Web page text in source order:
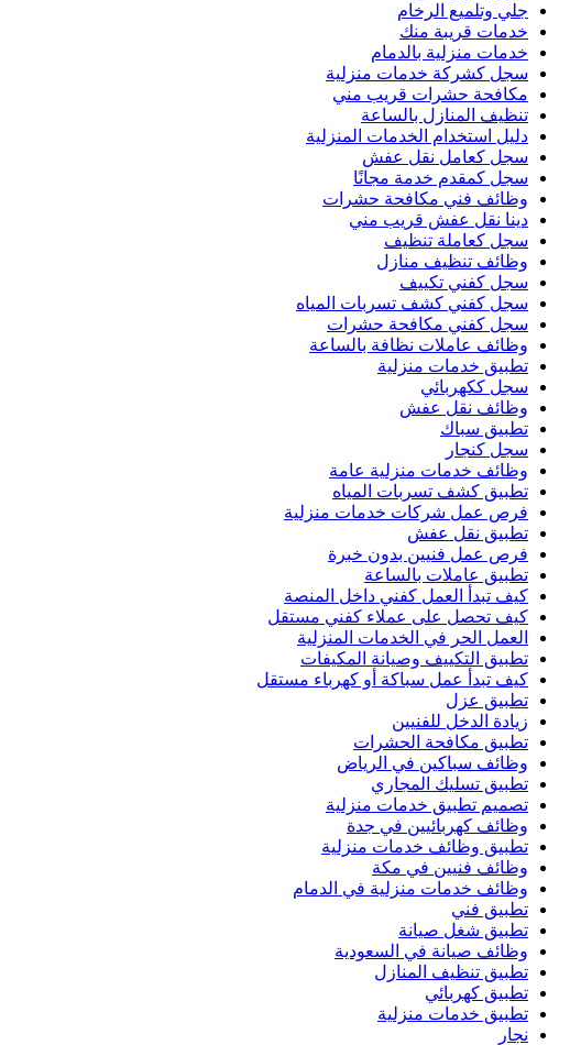
جلي وتلميع الرخام
خدمات قريبة منك
خدمات منزلية بالدمام
سجل كشركة خدمات منزلية
مكافحة حشرات قريب مني
تنظيف المنازل بالساعة
دليل استخدام الخدمات المنزلية
سجل كعامل نقل عفش
سجل كمقدم خدمة مجانًا
وظائف فني مكافحة حشرات
دينا نقل عفش قريب مني
سجل كعاملة تنظيف
وظائف تنظيف منازل
سجل كفني تكييف
سجل كفني كشف تسربات المياه
سجل كفني مكافحة حشرات
وظائف عاملات نظافة بالساعة
تطبيق خدمات منزلية
سجل ككهربائي
وظائف نقل عفش
تطبيق سباك
سجل كنجار
وظائف خدمات منزلية عامة
تطبيق كشف تسربات المياه
فرص عمل شركات خدمات منزلية
تطبيق نقل عفش
فرص عمل فنيين بدون خبرة
تطبيق عاملات بالساعة
كيف تبدأ العمل كفني داخل المنصة
كيف تحصل على عملاء كفني مستقل
العمل الحر في الخدمات المنزلية
تطبيق التكييف وصيانة المكيفات
كيف تبدأ عمل سباكة أو كهرباء مستقل
تطبيق عزل
زيادة الدخل للفنيين
تطبيق مكافحة الحشرات
وظائف سباكين في الرياض
تطبيق تسليك المجاري
تصميم تطبيق خدمات منزلية
وظائف كهربائيين في جدة
تطبيق وظائف خدمات منزلية
وظائف فنيين في مكة
وظائف خدمات منزلية في الدمام
تطبيق فني
تطبيق شغل صيانة
وظائف صيانة في السعودية
تطبيق تنظيف المنازل
تطبيق كهربائي
تطبيق خدمات منزلية
نجار